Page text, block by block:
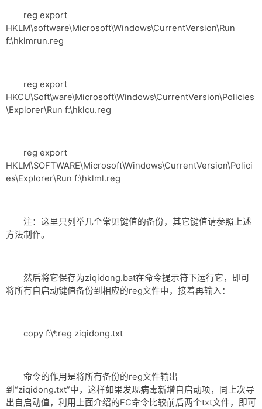
reg export
HKLM\software\Microsoft\Windows\CurrentVersion\Run
f:\hklmrun.reg
reg export
HKCU\Soft\ware\Microsoft\Windows\CurrentVersion\Policies
\Explorer\Run f:\hklcu.reg
reg export
HKLM\SOFTWARE\Microsoft\Windows\CurrentVersion\Polici
es\Explorer\Run f:\hklml.reg
注：这里只列举几个常见键值的备份，其它键值请参照上述
方法制作。
然后将它保存为ziqidong.bat在命令提示符下运行它，即可
将所有自启动键值备份到相应的reg文件中，接着再输入：
copy f:\*.reg ziqidong.txt
命令的作用是将所有备份的reg文件输出
到“ziqidong.txt”中，这样如果发现病毒新增自启动项，同上次导
出自启动值，利用上面介绍的FC命令比较前后两个txt文件，即可